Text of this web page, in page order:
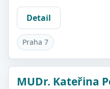
Detail
Praha 7
MUDr. Kateřina